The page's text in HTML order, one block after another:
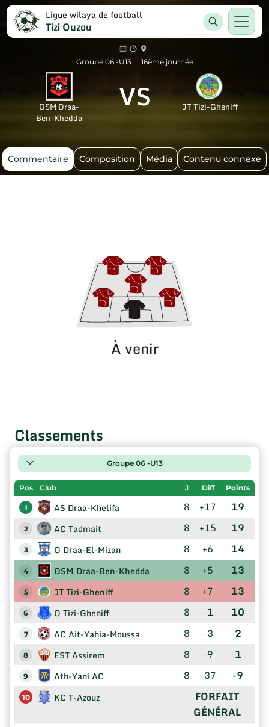
Ligue wilaya de football
Tizi Ouzou
- -
-
Groupe 06 -U13
16ème journée
OSM Draa-
Ben-Khedda
VS JT Tizi-Gheniff
Commentaire Composition Média Contenu connexe
À venir
Classements
Groupe 06 -U13
Pos Club J Diff Points
1 AS Draa-Khelifa 8 +17 19
2 AC Tadmait 8 +15 19
3 O Draa-El-Mizan 8 +6 14
4 OSM Draa-Ben-Khedda 8 +5 13
5 JT Tizi-Gheniff 8 +7 13
6 O Tizi-Gheniff 8 -1 10
7 AC Ait-Yahia-Moussa 8 -3 2
8 EST Assirem 8 -9 1
9 Ath-Yani AC 8 -37 -9
10 KC T-Azouz
FORFAIT
GÉNÉRAL